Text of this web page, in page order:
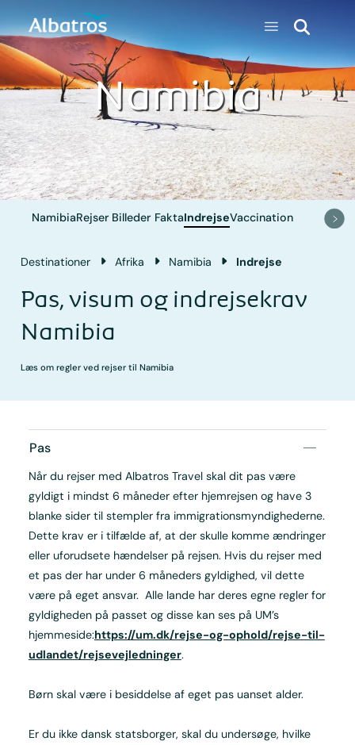
Namibia
NamibiaRejser Billeder FaktaIndrejseVaccination
Destinationer Afrika Namibia Indrejse
Pas, visum og indrejsekrav
Namibia
Læs om regler ved rejser til Namibia
Pas
Når du rejser med Albatros Travel skal dit pas være
gyldigt i mindst 6 måneder efter hjemrejsen og have 3
blanke sider til stempler fra immigrationsmyndighederne.
Dette krav er i tilfælde af, at der skulle komme ændringer
eller uforudsete hændelser på rejsen. Hvis du rejser med
et pas der har under 6 måneders gyldighed, vil dette
være på eget ansvar. Alle lande har deres egne regler for
gyldigheden på passet og disse kan ses på UM’s
hjemmeside:https://um.dk/rejse-og-ophold/rejse-til-
udlandet/rejsevejledninger.
Børn skal være i besiddelse af eget pas uanset alder.
Er du ikke dansk statsborger, skal du undersøge, hvilke